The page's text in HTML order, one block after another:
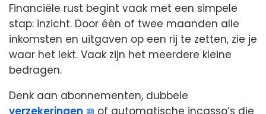
Financiële rust begint vaak met een simpele
stap: inzicht. Door één of twee maanden alle
inkomsten en uitgaven op een rij te zetten, zie je
waar het lekt. Vaak zijn het meerdere kleine
bedragen.
Denk aan abonnementen, dubbele
verzekeringen
of automatische incasso’s die